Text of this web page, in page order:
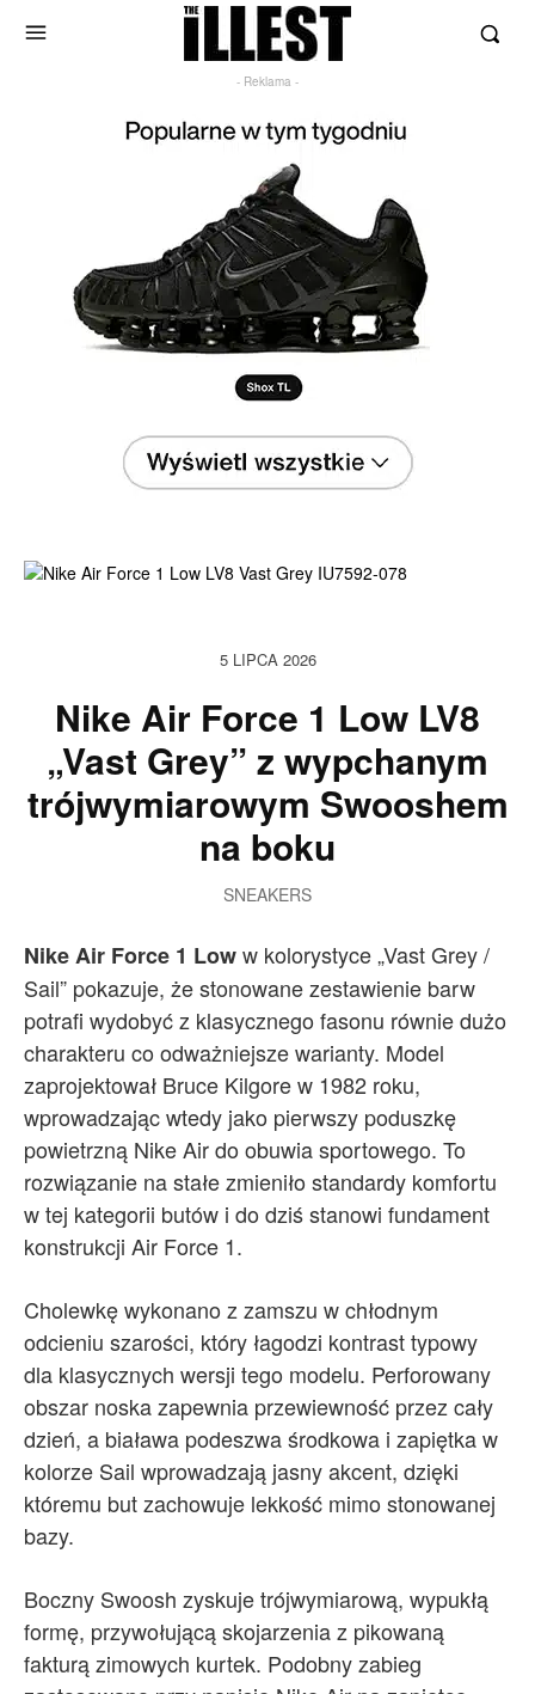
- Reklama -
5 LIPCA 2026
Nike Air Force 1 Low LV8
„Vast Grey” z wypchanym
trójwymiarowym Swooshem
na boku
SNEAKERS
Nike Air Force 1 Loww kolorystyce „Vast Grey /
Sail” pokazuje, że stonowane zestawienie barw
potrafi wydobyć z klasycznego fasonu równie dużo
charakteru co odważniejsze warianty. Model
zaprojektował Bruce Kilgore w 1982 roku,
wprowadzając wtedy jako pierwszy poduszkę
powietrzną Nike Air do obuwia sportowego. To
rozwiązanie na stałe zmieniło standardy komfortu
w tej kategorii butów i do dziś stanowi fundament
konstrukcji Air Force 1.
Cholewkę wykonano z zamszu w chłodnym
odcieniu szarości, który łagodzi kontrast typowy
dla klasycznych wersji tego modelu. Perforowany
obszar noska zapewnia przewiewność przez cały
dzień, a biaława podeszwa środkowa i zapiętka w
kolorze Sail wprowadzają jasny akcent, dzięki
któremu but zachowuje lekkość mimo stonowanej
bazy.
Boczny Swoosh zyskuje trójwymiarową, wypukłą
formę, przywołującą skojarzenia z pikowaną
fakturą zimowych kurtek. Podobny zabieg